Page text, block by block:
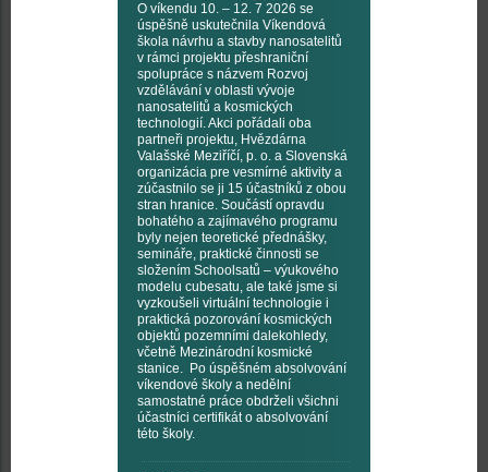
O víkendu 10. – 12. 7 2026 se
úspěšně uskutečnila Víkendová
škola návrhu a stavby nanosatelitů
v rámci projektu přeshraniční
spolupráce s názvem Rozvoj
vzdělávání v oblasti vývoje
nanosatelitů a kosmických
technologií. Akci pořádali oba
partneři projektu, Hvězdárna
Valašské Meziříčí, p. o. a Slovenská
organizácia pre vesmírné aktivity a
zúčastnilo se ji 15 účastníků z obou
stran hranice. Součástí opravdu
bohatého a zajímavého programu
byly nejen teoretické přednášky,
semináře, praktické činnosti se
složením Schoolsatů – výukového
modelu cubesatu, ale také jsme si
vyzkoušeli virtuální technologie i
praktická pozorování kosmických
objektů pozemními dalekohledy,
včetně Mezinárodní kosmické
stanice. Po úspěšném absolvování
víkendové školy a nedělní
samostatné práce obdrželi všichni
účastníci certifikát o absolvování
této školy.